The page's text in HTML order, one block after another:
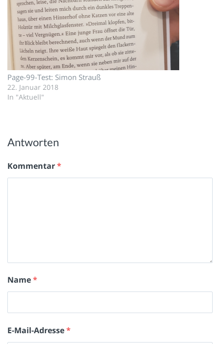
Page-99-Test: Simon Strauß
22. Januar 2018
In "Aktuell"
Antworten
Kommentar*
Name*
E-Mail-Adresse*